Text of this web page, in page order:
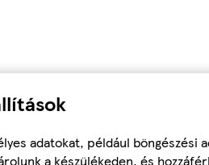
adatokat, például böngészési
a készülékeden, és